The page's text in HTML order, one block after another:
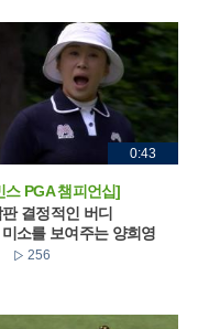
0:43
스 PGA 챔피언십]
결정적인 버디
소를 보여주는 양희영
256